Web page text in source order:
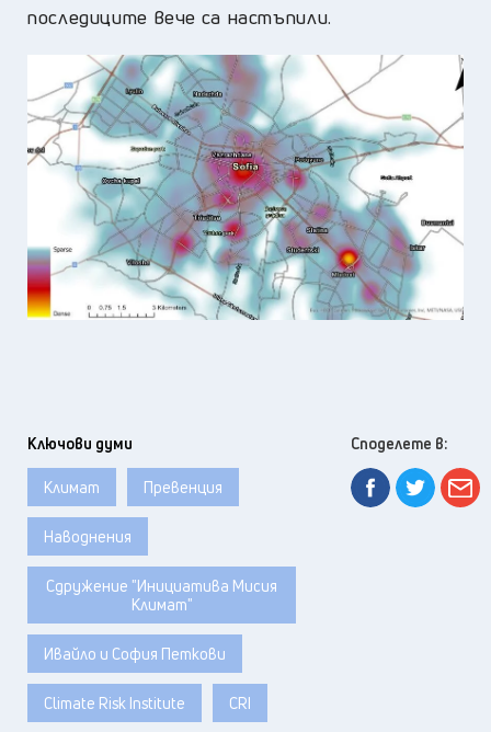
последиците вече са настъпили.
Ключови думи
Климат Превенция
Наводнения
Сдружение "Инициатива Мисия
Климат"
Ивайло и София Петкови
Climate Risk Institute CRI
Споделете в: